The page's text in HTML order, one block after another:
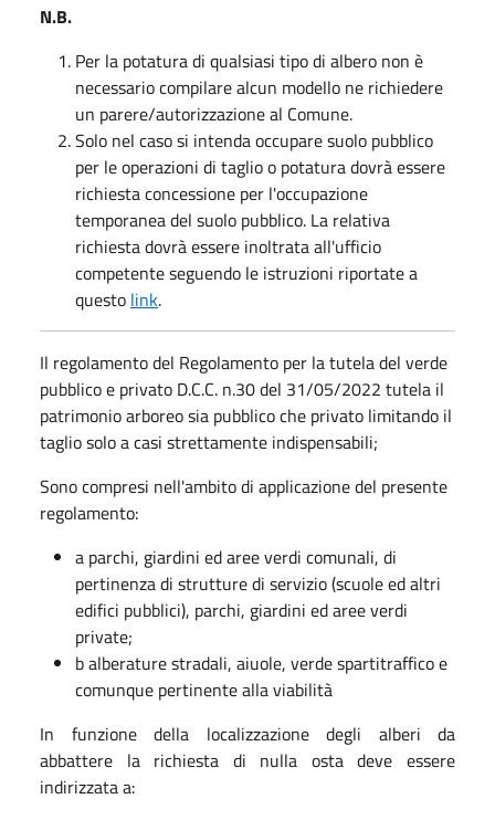
N.B.
Per la potatura di qualsiasi tipo di albero non è
necessario compilare alcun modello ne richiedere
un parere/autorizzazione al Comune.
Solo nel caso si intenda occupare suolo pubblico
per le operazioni di taglio o potatura dovrà essere
richiesta concessione per l'occupazione
temporanea del suolo pubblico. La relativa
richiesta dovrà essere inoltrata all'ufficio
competente seguendo le istruzioni riportate a
questo link.
Il regolamento del Regolamento per la tutela del verde
pubblico e privato D.C.C. n.30 del 31/05/2022 tutela il
patrimonio arboreo sia pubblico che privato limitando il
taglio solo a casi strettamente indispensabili;
Sono compresi nell'ambito di applicazione del presente
regolamento:
a parchi, giardini ed aree verdi comunali, di
pertinenza di strutture di servizio (scuole ed altri
edifici pubblici), parchi, giardini ed aree verdi
private;
b alberature stradali, aiuole, verde spartitraffico e
comunque pertinente alla viabilità
In funzione della localizzazione degli alberi da
abbattere la richiesta di nulla osta deve essere
indirizzata a: